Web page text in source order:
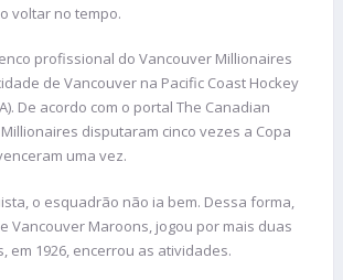
voltar no tempo.
profissional do Vancouver Millionaires
de Vancouver na Pacific Coast Hockey
De acordo com o portal The Canadian
disputaram cinco vezes a Copa
uma vez.
o esquadrão não ia bem. Dessa forma,
Vancouver Maroons, jogou por mais duas
em 1926, encerrou as atividades.